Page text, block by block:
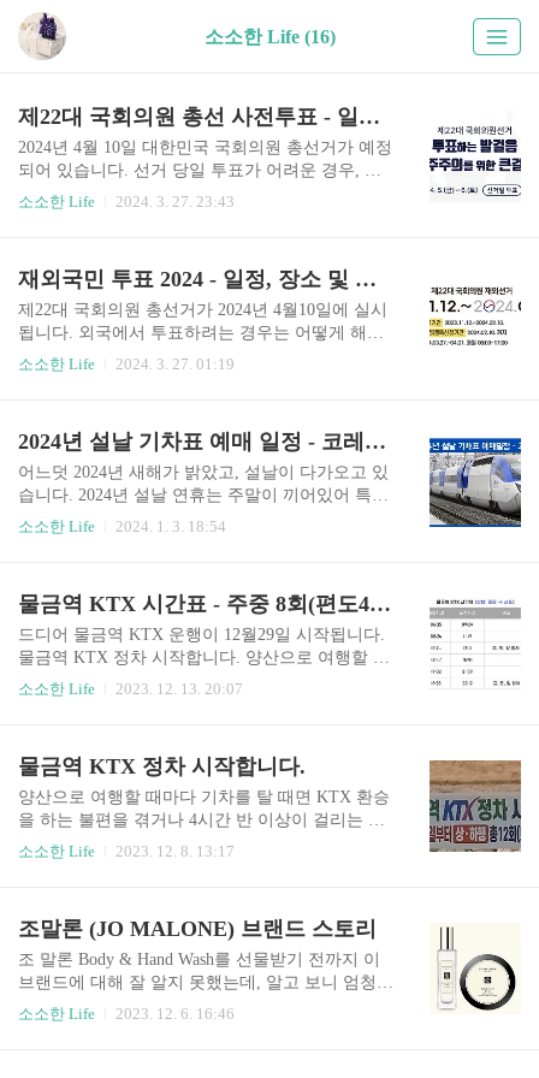
소소한 Life (16)
제22대 국회의원 총선 사전투표 - 일정, 투표장소, 투표절차
2024년 4월 10일 대한민국 국회의원 총선거가 예정
되어 있습니다. 선거 당일 투표가 어려운 경우, 사
전투표 기간에 투표를 할 수 있는데요, 이를 사전투
도인데요, 자세한 일정과 장소를 알아보겠습니다.
사전투표 개요 일정: 2024년 4월5일(금)-6일(토) 투
표시간: 오전 6시 ~ 오후 6시 장소: 전국 어디서나
투표 가능 4월 10일 선거일 당일 투표는 본인의 주
소지에서만 가능합니다! 내 근처 사전투표소 확인
인: 사전투표소가 설치된 시,군,구 안에 본인의 주..
소소한 Life 2024. 3. 27. 23:43
재외국민 투표 2024 - 일정, 장소 및 귀국투표
제22대 국회의원 총선거가 2024년 4월10일에 실시
됩니다. 외국에서 투표하려는 경우는 어떻게 해야
할까요? 제22대 국회의원 총선거에 재외유권자도
표 기간: 2024. 3. 27(수) ~ 4. 1(월) 투표 시간: 오전
8시 ~ 오후 5시 투표 장소: 공관의 설치 (전세계 115
개국, 220개 투표소) 투표 대상: 재외선거인, 국외
부재자신고인 (14만여명) ※ 주의사항: - 투표기간
은 공관별로 기관을 달리 정할 수 있다고 하니, 투
을 확인할 수 있는 공식 "신..
소소한 Life 2024. 3. 27. 01:19
2024년 설날 기차표 예매 일정 - 코레일(KTX, 새마을, 무궁화호)
어느덧 2024년 새해가 밝았고, 설날이 다가오고 있
습니다. 2024년 설날 연휴는 주말이 끼어있어 특히
연휴가 짧은데요, 그렇기 때문에 기차표 예매 경쟁
년 설날 기차표 예매 일정 2024년 설날은 2월 10일
(토)이며,설날 연휴는 2월9일(금)부터 2월12일(월,
대체휴일)까지입니다. 설날이 토요일이이서 전체
연휴기간이 4일로 매우 짧기 때문에 기차표 예매
경쟁도 더 치열할 것으로 예상됩니다. 그럼 2024년
매 일정 코레일에서는 설날 기차표 예..
소소한 Life 2024. 1. 3. 18:54
물금역 KTX 시간표 - 주중 8회(편도4회), 주말 12회(편도6회)
드디어 물금역 KTX 운행이 12월29일 시작됩니다.
물금역 KTX 정차 시작합니다. 양산으로 여행할 때
마다 기차를 탈 때면 KTX 환승을 하는 불편을 겪
차하는 첫 KTX는 12월 29일 오전 6시 35분 KTX 물
금역에서 서울역으로 가는 첫 고속철도입니다. 이
열차는 서울역에 오전 9시34분에 도착합니다. KTX
물금역 정차 횟수는 주중 평일에는 왕복 8회(편도
기준 4회), 주말인 금·토·일에는 왕복 12회(편도기
0분대면 도착이 가능해 승용차나..
소소한 Life 2023. 12. 13. 20:07
물금역 KTX 정차 시작합니다.
양산으로 여행할 때마다 기차를 탈 때면 KTX 환승
을 하는 불편을 겪거나 4시간 반 이상이 걸리는 새
마을호를 이용해야 했습니다. 그런데, 드디어 양산
다. 이 때문에 양산시민이 KTX를 타려면 울산역까
지 KTX로 이동하고 이후 버스로 40분 정도 양산으
로 이동해야 했습니다. 그렇지 않으면 동대구나 밀
양까지 KTX로 이동 후 해당 역에서 다시 무궁화호
나 새마을호로 환승해서 물금역으로 이동해야 했
소소한 Life 2023. 12. 8. 13:17
조말론 (JO MALONE) 브랜드 스토리
조 말론 Body & Hand Wash를 선물받기 전까지 이
브랜드에 대해 잘 알지 못했는데, 알고 보니 엄청
인기가 많은 브랜드였습니다. 지금까지 사용했던
소소한 Life 2023. 12. 6. 16:46